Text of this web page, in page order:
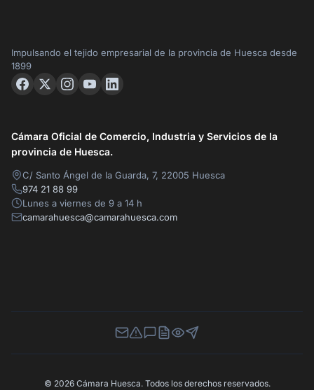
Impulsando el tejido empresarial de la provincia de Huesca desde
1899
Cámara Oficial de Comercio, Industria y Servicios de la
provincia de Huesca.
C/ Santo Ángel de la Guarda, 7, 22005 Huesca
974 21 88 99
Lunes a viernes de 9 a 14 h
camarahuesca@camarahuesca.com
Newsletter
Canal de Denuncias
Buzón de Sugerencias
Perfil Contratante
Ley de Transparencia
Contacta con nosotros
© 2026 Cámara Huesca. Todos los derechos reservados.